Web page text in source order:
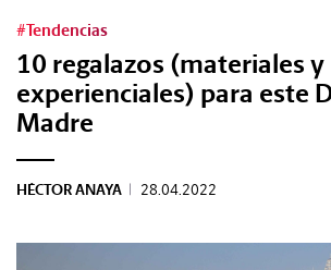
#Tendencias
10 regalazos (materiales y
experienciales) para este
Madre
HÉCTOR ANAYA | 28.04.2022